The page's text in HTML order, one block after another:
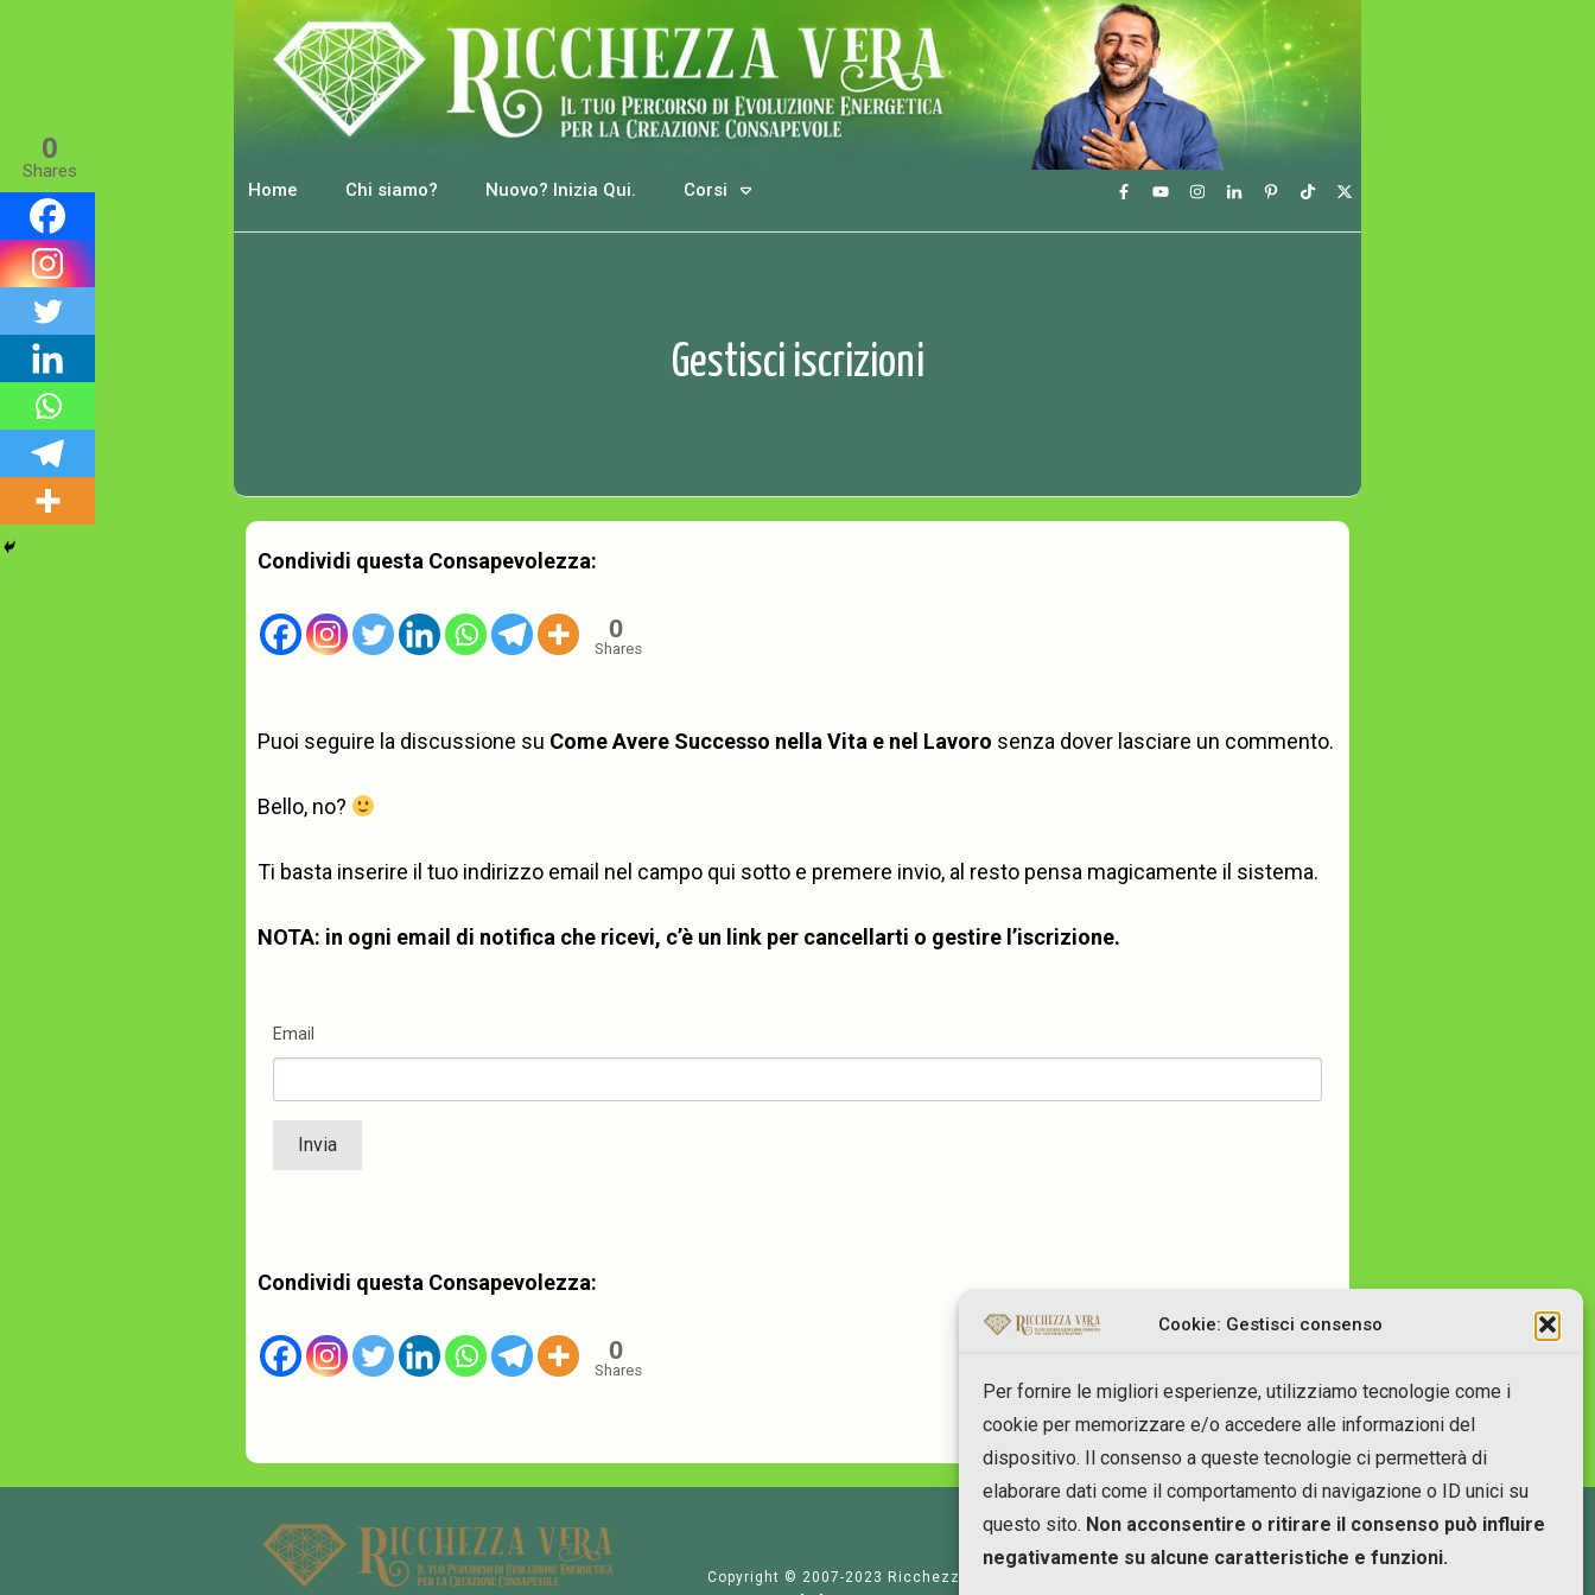
Cookie: Gestisci consenso
Per fornire le migliori esperienze, utilizziamo tecnologie come i
cookie per memorizzare e/o accedere alle informazioni del
dispositivo. Il consenso a queste tecnologie ci permetterà di
elaborare dati come il comportamento di navigazione o ID unici su
questo sito. Non acconsentire o ritirare il consenso può influire
negativamente su alcune caratteristiche e funzioni.
Home Chi siamo? Nuovo? Inizia Qui. Corsi
Gestisci iscrizioni
Condividi questa Consapevolezza:
0
Shares
Puoi seguire la discussione su Come Avere Successo nella Vita e nel Lavoro senza dover lasciare un commento.
Bello, no?
Ti basta inserire il tuo indirizzo email nel campo qui sotto e premere invio, al resto pensa magicamente il sistema.
NOTA: in ogni email di notifica che ricevi, c’è un link per cancellarti o gestire l’iscrizione.
Email
Condividi questa Consapevolezza:
0
Shares
0
Shares
Copyright © 2007-2023 RicchezzaVera.com